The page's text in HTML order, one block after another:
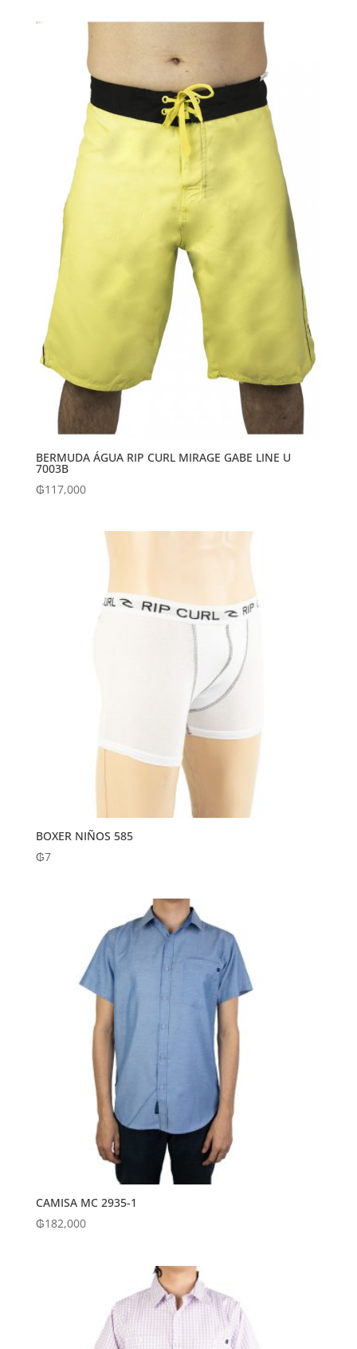
BERMUDA ÁGUA RIP CURL MIRAGE GABE LINE U
7003B
₲117,000
BOXER NIÑOS 585
₲7
CAMISA MC 2935-1
₲182,000